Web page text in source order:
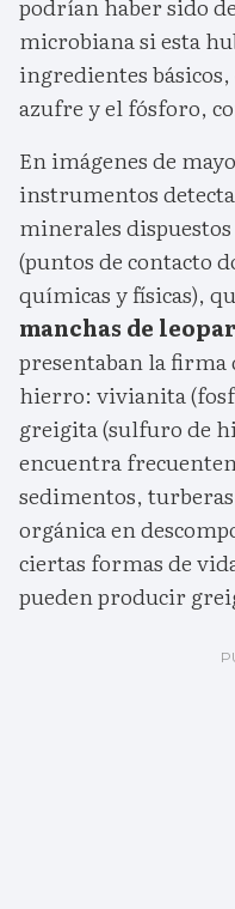
podrían haber sido
microbiana si esta
ingredientes
azufre y el fósforo,
En imágenes de
instrumentos
minerales
(puntos de contacto
químicas y físicas),
manchas de
presentaban la firma
hierro: vivianita
greigita (sulfuro de
encuentra
sedimentos,
orgánica en
ciertas formas de
pueden producir